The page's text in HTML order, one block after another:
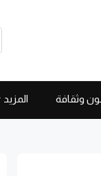
وثقافة المزيد